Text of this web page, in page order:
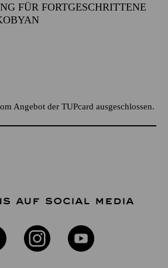
FÜR FORTGESCHRITTENE
Angebot der TUPcard ausgeschlossen.
AUF SOCIAL MEDIA